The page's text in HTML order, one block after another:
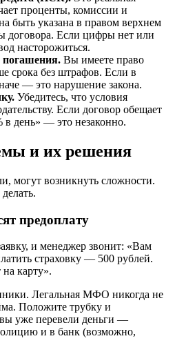
проценты, комиссии и
быть указана в правом верхнем
договора. Если цифры нет или
насторожиться.
погашения. Вы имеете право
срока без штрафов. Если в
— это нарушение закона.
Убедитесь, что условия
Если договор обещает
в день» — это незаконно.
и их решения
могут возникнуть сложности.
предоплату
и менеджер звонит: «Вам
страховку — 500 рублей.
карту».
Легальная МФО никогда не
Положите трубку и
уже перевели деньги —
и в банк (возможно,